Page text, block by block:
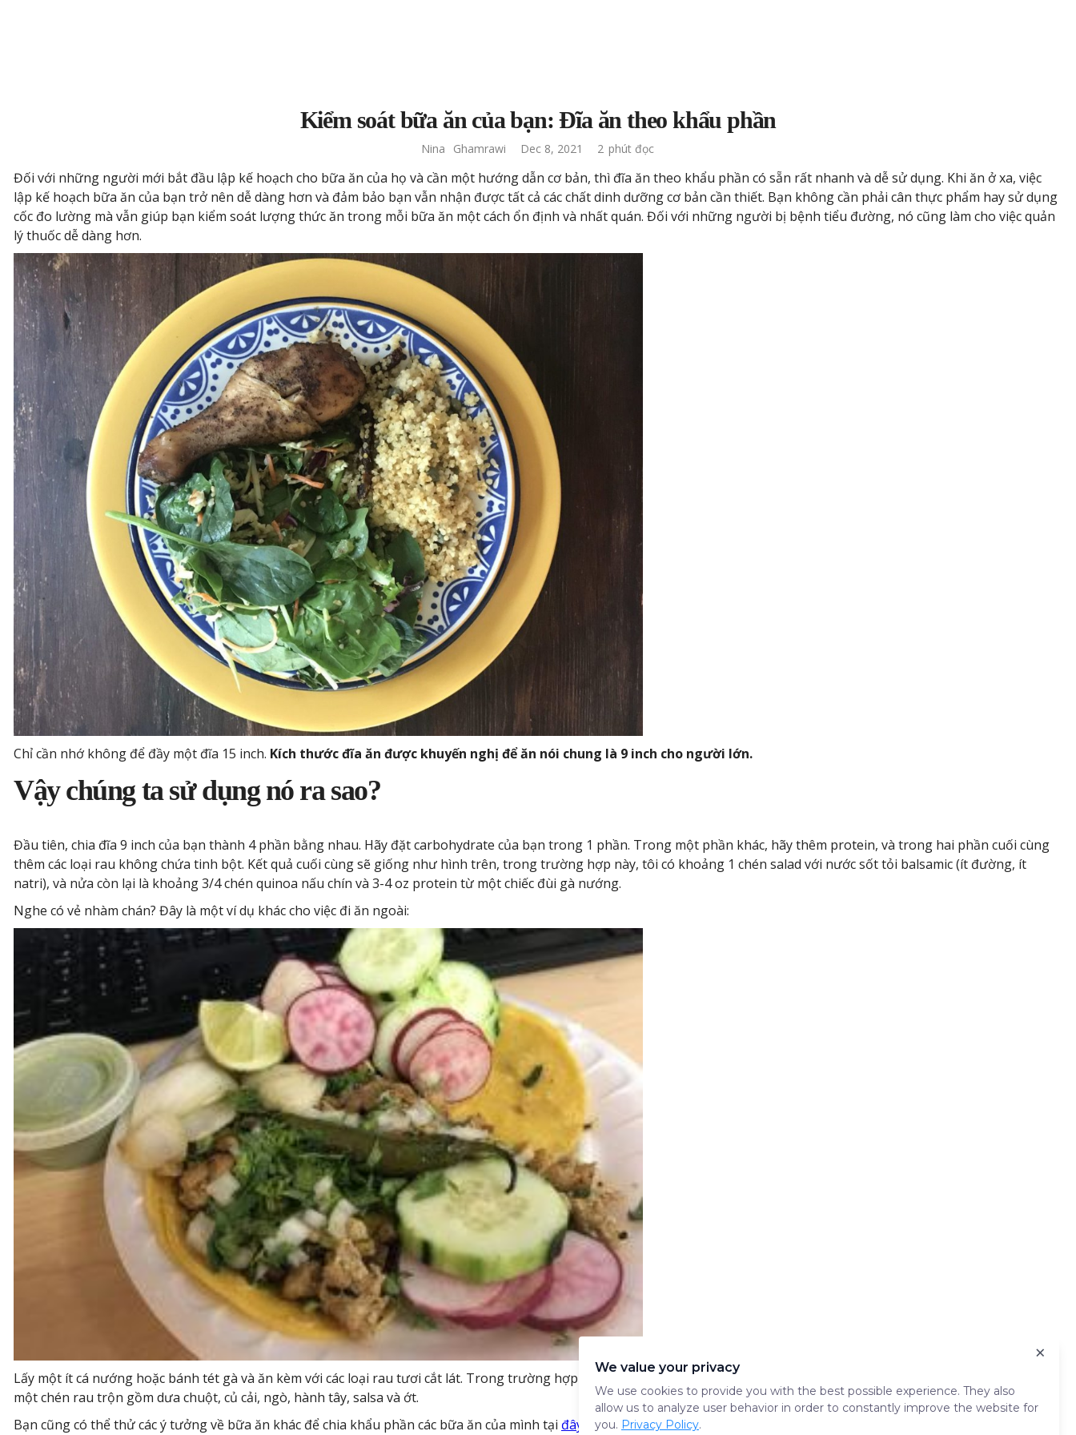
Kiểm soát bữa ăn của bạn: Đĩa ăn theo khẩu phần
Nina Ghamrawi Dec 8, 2021 2 phút đọc
Đối với những người mới bắt đầu lập kế hoạch cho bữa ăn của họ và cần một hướng dẫn cơ bản, thì đĩa ăn theo khẩu phần có sẵn rất nhanh và dễ sử dụng. Khi ăn ở xa, việc
lập kế hoạch bữa ăn của bạn trở nên dễ dàng hơn và đảm bảo bạn vẫn nhận được tất cả các chất dinh dưỡng cơ bản cần thiết. Bạn không cần phải cân thực phẩm hay sử dụng
cốc đo lường mà vẫn giúp bạn kiểm soát lượng thức ăn trong mỗi bữa ăn một cách ổn định và nhất quán. Đối với những người bị bệnh tiểu đường, nó cũng làm cho việc quản
lý thuốc dễ dàng hơn.
Chỉ cần nhớ không để đầy một đĩa 15 inch. Kích thước đĩa ăn được khuyến nghị để ăn nói chung là 9 inch cho người lớn.
Vậy chúng ta sử dụng nó ra sao?
Đầu tiên, chia đĩa 9 inch của bạn thành 4 phần bằng nhau. Hãy đặt carbohydrate của bạn trong 1 phần. Trong một phần khác, hãy thêm protein, và trong hai phần cuối cùng
thêm các loại rau không chứa tinh bột. Kết quả cuối cùng sẽ giống như hình trên, trong trường hợp này, tôi có khoảng 1 chén salad với nước sốt tỏi balsamic (ít đường, ít
natri), và nửa còn lại là khoảng 3/4 chén quinoa nấu chín và 3-4 oz protein từ một chiếc đùi gà nướng.
Nghe có vẻ nhàm chán? Đây là một ví dụ khác cho việc đi ăn ngoài:
Lấy một ít cá nướng hoặc bánh tét gà và ăn kèm với các loại rau tươi cắt lát. Trong trường hợp này, có bốn bánh ngô nhỏ 3 inch, xung quanh gà xé 4oz nướng và xung quanh
một chén rau trộn gồm dưa chuột, củ cải, ngò, hành tây, salsa và ớt.
Bạn cũng có thể thử các ý tưởng về bữa ăn khác để chia khẩu phần các bữa ăn của mình tại đây
We value your privacy
We use cookies to provide you with the best possible experience. They also
allow us to analyze user behavior in order to constantly improve the website for
you. Privacy Policy.
×